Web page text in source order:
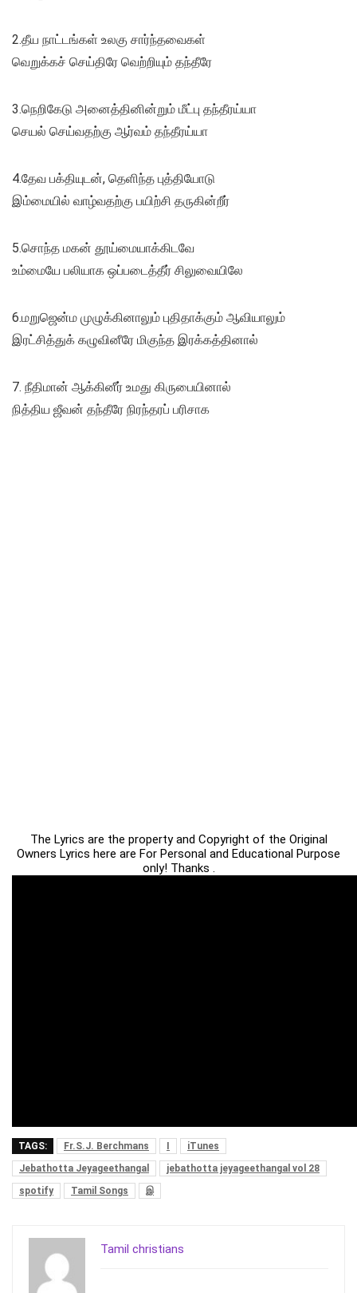
2.தீய நாட்டங்கள் உலகு சார்ந்தவைகள்
வெறுக்கச் செய்திரே வெற்றியும் தந்தீரே
3.நெறிகேடு அனைத்தினின்றும் மீட்பு தந்தீரய்யா
செயல் செய்வதற்கு ஆர்வம் தந்தீரய்யா
4.தேவ பக்தியுடன், தெளிந்த புத்தியோடு
இம்மையில் வாழ்வதற்கு பயிற்சி தருகின்றீர்
5.சொந்த மகன் தூய்மையாக்கிடவே
உம்மையே பலியாக ஒப்படைத்தீர் சிலுவையிலே
6.மறுஜென்ம முழுக்கினாலும் புதிதாக்கும் ஆவியாலும்
இரட்சித்துக் கழுவினீரே மிகுந்த இரக்கத்தினால்
7. நீதிமான் ஆக்கினீர் உமது கிருபையினால்
நித்திய ஜீவன் தந்தீரே நிரந்தரப் பரிசாக
The Lyrics are the property and Copyright of the Original
Owners Lyrics here are For Personal and Educational Purpose
only! Thanks .
TAGS: Fr.S.J. Berchmans I
iTunes
Jebathotta Jeyageethangal
jebathotta jeyageethangal vol 28
spotify
Tamil Songs இ
Tamil christians